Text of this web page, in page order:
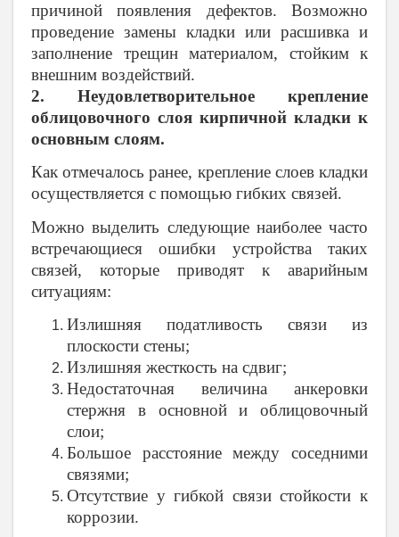
причиной появления дефектов. Возможно
проведение замены кладки или расшивка и
заполнение трещин материалом, стойким к
внешним воздействий.
2. Неудовлетворительное крепление
облицовочного слоя кирпичной кладки к
основным слоям.
Как отмечалось ранее, крепление слоев кладки
осуществляется с помощью гибких связей.
Можно выделить следующие наиболее часто
встречающиеся ошибки устройства таких
связей, которые приводят к аварийным
ситуациям:
Излишняя податливость связи из
плоскости стены;
Излишняя жесткость на сдвиг;
Недостаточная величина анкеровки
стержня в основной и облицовочный
слои;
Большое расстояние между соседними
связями;
Отсутствие у гибкой связи стойкости к
коррозии.